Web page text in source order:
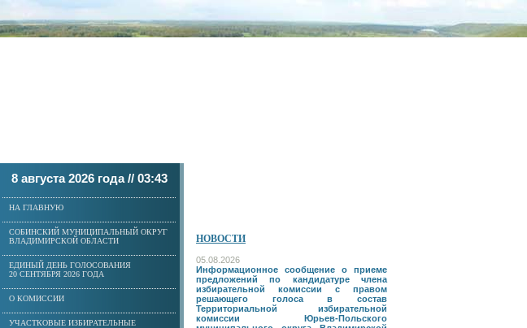
8 августа 2026 года // 03:43
НА ГЛАВНУЮ
СОБИНСКИЙ МУНИЦИПАЛЬНЫЙ ОКРУГ
ВЛАДИМИРСКОЙ ОБЛАСТИ
ЕДИНЫЙ ДЕНЬ ГОЛОСОВАНИЯ
20 СЕНТЯБРЯ 2026 ГОДА
О КОМИССИИ
УЧАСТКОВЫЕ ИЗБИРАТЕЛЬНЫЕ
НОВОСТИ
05.08.2026
Информационное сообщение о приеме
предложений по кандидатуре члена
избирательной комиссии с правом
решающего голоса в состав
Территориальной избирательной
комиссии Юрьев-Польского